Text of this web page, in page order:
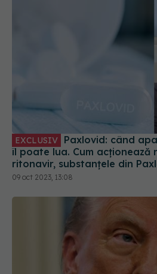
EXCLUSIV
îl poate lua. Cum acționează
ritonavir, substanțele din
semnat contractul. Va fi
09 oct 2023, 13:08